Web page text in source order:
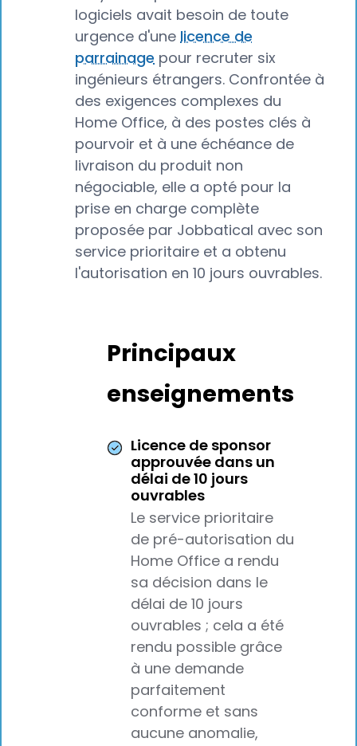
logiciels avait besoin de toute
urgence d'une licence de
parrainage pour recruter six
ingénieurs étrangers. Confrontée à
des exigences complexes du
Home Office, à des postes clés à
pourvoir et à une échéance de
livraison du produit non
négociable, elle a opté pour la
prise en charge complète
proposée par Jobbatical avec son
service prioritaire et a obtenu
l'autorisation en 10 jours ouvrables.
Principaux
enseignements
Licence de sponsor
approuvée dans un
délai de 10 jours
ouvrables
Le service prioritaire
de pré-autorisation du
Home Office a rendu
sa décision dans le
délai de 10 jours
ouvrables ; cela a été
rendu possible grâce
à une demande
parfaitement
conforme et sans
aucune anomalie,